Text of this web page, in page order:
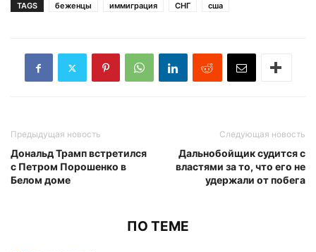
TAGS беженцы иммиграция СНГ сша
Предыдущая новость
Дональд Трамп встретился
с Петром Порошенко в
Белом доме
Следующая новость
Дальнобойщик судится с
властями за то, что его не
удержали от побега
ПО ТЕМЕ